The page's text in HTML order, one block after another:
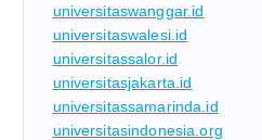
universitaswanggar.id
universitaswalesi.id
universitassalor.id
universitasjakarta.id
universitassamarinda.id
universitasindonesia.org